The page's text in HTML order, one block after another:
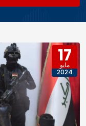
17
مايو
2024